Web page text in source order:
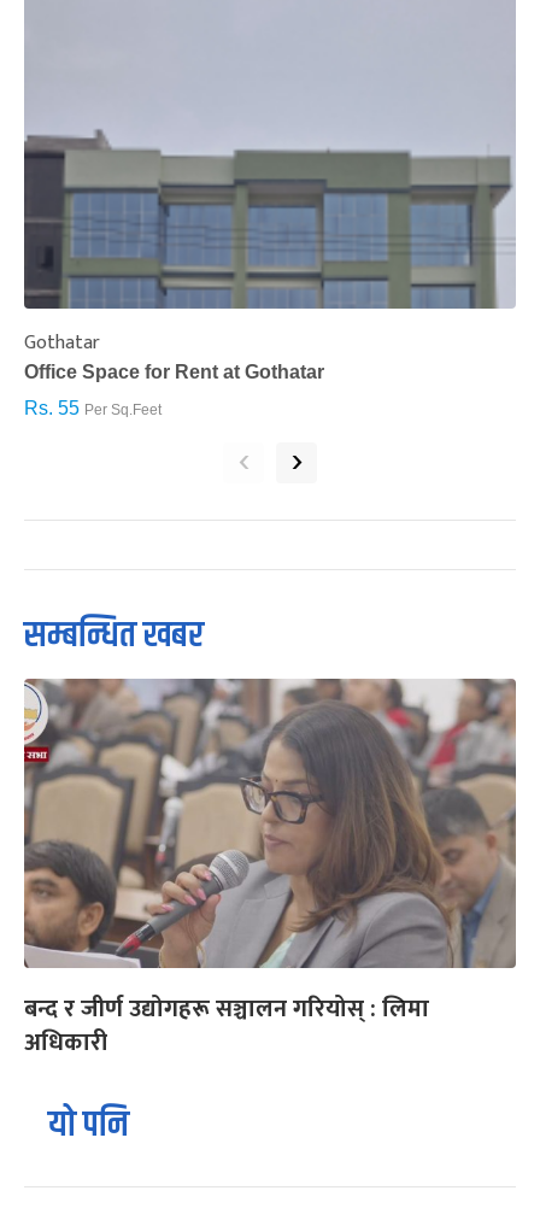
Gothatar
Office Space for Rent at Gothatar
Rs. 55 Per Sq.Feet
‹ ›
सम्बन्धित खबर
बन्द र जीर्ण उद्योगहरू सञ्चालन गरियोस् : लिमा
अधिकारी
यो पनि